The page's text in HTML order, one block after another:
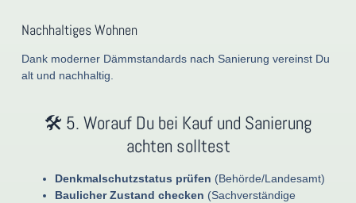
Nachhaltiges Wohnen
Dank moderner Dämmstandards nach Sanierung vereinst Du
alt und nachhaltig.
🛠️ 5. Worauf Du bei Kauf und Sanierung
achten solltest
Denkmalschutzstatus prüfen (Behörde/Landesamt)
Baulicher Zustand checken (Sachverständige